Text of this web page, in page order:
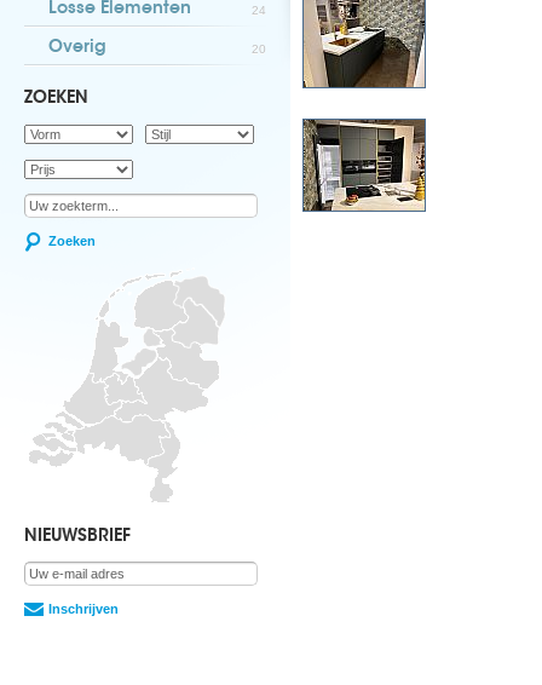
Losse Elementen 24
Overig 20
ZOEKEN
Zoeken
NIEUWSBRIEF
Inschrijven